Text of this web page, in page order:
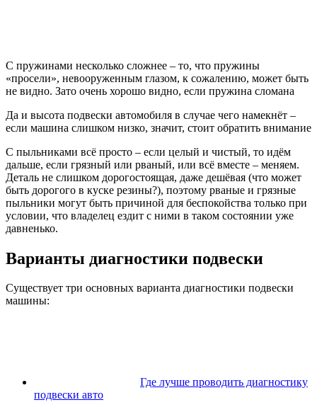
С пружинами несколько сложнее – то, что пружины
«просели», невооруженным глазом, к сожалению, может быть
не видно. Зато очень хорошо видно, если пружина сломана
Да и высота подвески автомобиля в случае чего намекнёт –
если машина слишком низко, значит, стоит обратить внимание
С пыльниками всё просто – если целый и чистый, то идём
дальше, если грязный или рваный, или всё вместе – меняем.
Деталь не слишком дорогостоящая, даже дешёвая (что может
быть дорогого в куске резины?), поэтому рваные и грязные
пыльники могут быть причиной для беспокойства только при
условии, что владелец ездит с ними в таком состоянии уже
давненько.
Варианты диагностики подвески
Существует три основных варианта диагностики подвески
машины:
Где лучше проводить диагностику
подвески авто